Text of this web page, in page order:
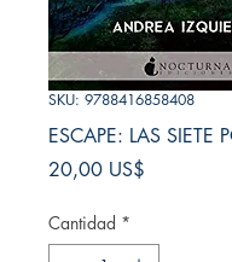
SKU: 9788416858408
ESCAPE: LAS SIETE
20,00 US$
Cantidad *